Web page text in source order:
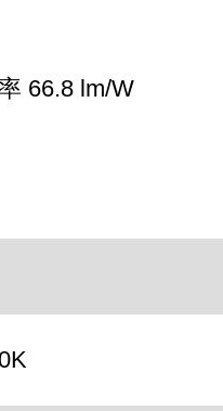
66.8 lm/W